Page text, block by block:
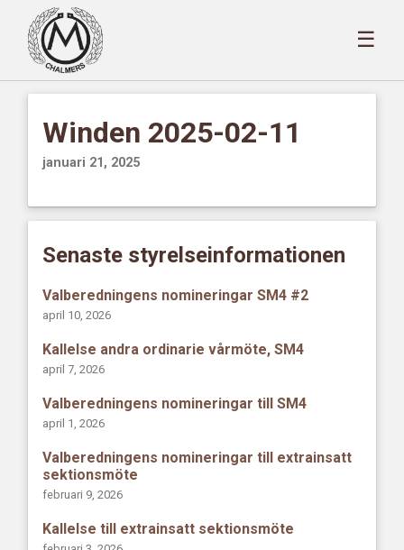
☰
Winden 2025-02-11
januari 21, 2025
Senaste styrelseinformationen
Valberedningens nomineringar SM4 #2
april 10, 2026
Kallelse andra ordinarie vårmöte, SM4
april 7, 2026
Valberedningens nomineringar till SM4
april 1, 2026
Valberedningens nomineringar till extrainsatt
sektionsmöte
februari 9, 2026
Kallelse till extrainsatt sektionsmöte